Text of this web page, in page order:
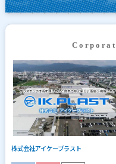
株式会社アイケープラスト